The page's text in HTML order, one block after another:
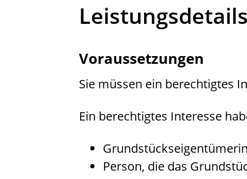
Leistungsdetails
Voraussetzungen
Sie müssen ein berechtigtes
Ein berechtigtes Interesse
Person, die das